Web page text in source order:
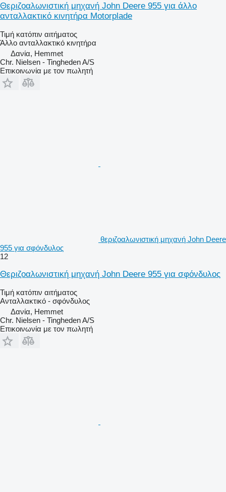
Θεριζοαλωνιστική μηχανή John Deere 955 για άλλο
ανταλλακτικό κινητήρα Motorplade
Τιμή κατόπιν αιτήματος
Άλλο ανταλλακτικό κινητήρα
Δανία, Hemmet
Chr. Nielsen - Tingheden A/S
Επικοινωνία με τον πωλητή
θεριζοαλωνιστική μηχανή John Deere
955 για σφόνδυλος
12
Θεριζοαλωνιστική μηχανή John Deere 955 για σφόνδυλος
Τιμή κατόπιν αιτήματος
Ανταλλακτικό - σφόνδυλος
Δανία, Hemmet
Chr. Nielsen - Tingheden A/S
Επικοινωνία με τον πωλητή